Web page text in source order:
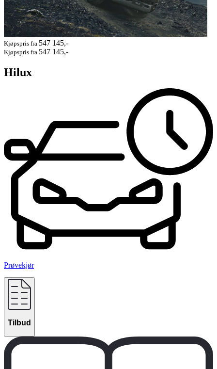
Kjøpspris fra 547 145,-
Kjøpspris fra 547 145,-
Hilux
Prøvekjør
Tilbud